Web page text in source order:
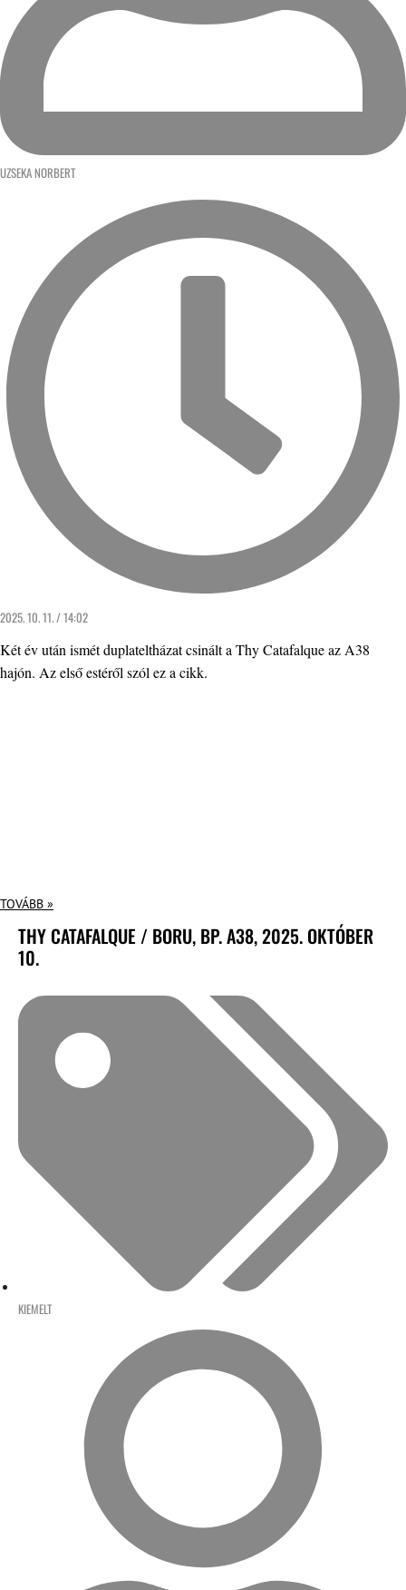
UZSEKA NORBERT
2025. 10. 11. / 14:02
Két év után ismét duplateltházat csinált a Thy Catafalque az A38
hajón. Az első estéről szól ez a cikk.
TOVÁBB »
THY CATAFALQUE / BORU, BP. A38, 2025. OKTÓBER
10.
KIEMELT